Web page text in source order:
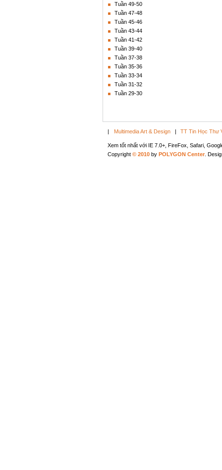
Tuần 49-50
Tuần 47-48
Tuần 45-46
Tuần 43-44
Tuần 41-42
Tuần 39-40
Tuần 37-38
Tuần 35-36
Tuần 33-34
Tuần 31-32
Tuần 29-30
| Multimedia Art & Design | TT Tin Học Thư
Xem tốt nhất với IE 7.0+, FireFox, Safari,
Copyright © 2010 by POLYGON Center .